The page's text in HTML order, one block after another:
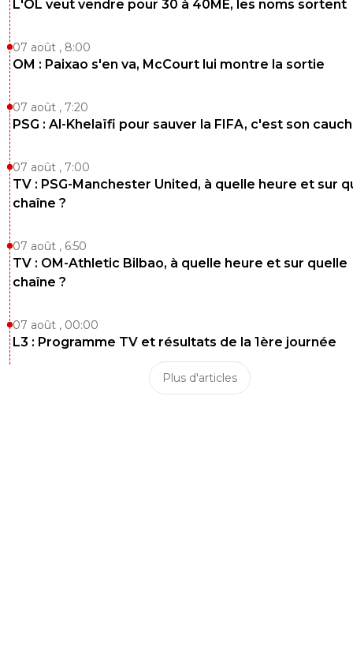
L'OL veut vendre pour 30 à 40ME, les noms sortent
07 août , 8:00
OM : Paixao s'en va, McCourt lui montre la sortie
07 août , 7:20
PSG : Al-Khelaïfi pour sauver la FIFA, c'est son
07 août , 7:00
TV : PSG-Manchester United, à quelle heure et sur
chaîne ?
07 août , 6:50
TV : OM-Athletic Bilbao, à quelle heure et sur quelle
chaîne ?
07 août , 00:00
L3 : Programme TV et résultats de la 1ère journée
Plus d'articles